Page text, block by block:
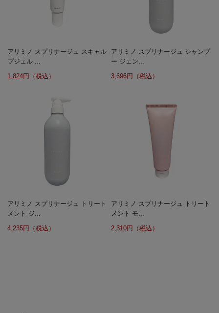
アリミノ スプリナージュ スキャル
プジェル ...
1,824円（税込）
アリミノ スプリナージュ シャンプ
ー ジェン...
3,696円（税込）
アリミノ スプリナージュ トリート
メント ジ...
4,235円（税込）
アリミノ スプリナージュ トリート
メント モ...
2,310円（税込）